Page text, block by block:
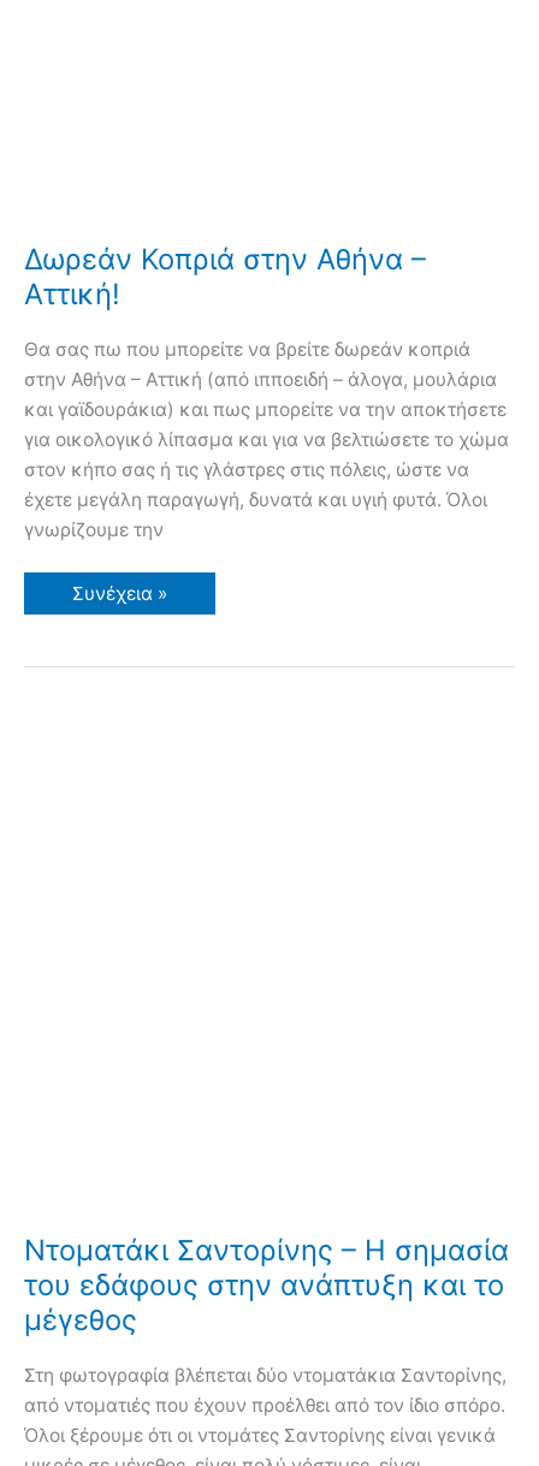
Δωρεάν Κοπριά στην Αθήνα –
Αττική!
Θα σας πω που μπορείτε να βρείτε δωρεάν κοπριά
στην Αθήνα – Αττική (από ιπποειδή – άλογα, μουλάρια
και γαϊδουράκια) και πως μπορείτε να την αποκτήσετε
για οικολογικό λίπασμα και για να βελτιώσετε το χώμα
στον κήπο σας ή τις γλάστρες στις πόλεις, ώστε να
έχετε μεγάλη παραγωγή, δυνατά και υγιή φυτά. Όλοι
γνωρίζουμε την
Δωρεάν
Κοπριά
–
Συνέχεια »
Ντοματάκι Σαντορίνης – Η σημασία
του εδάφους στην ανάπτυξη και το
μέγεθος
Στη φωτογραφία βλέπεται δύο ντοματάκια Σαντορίνης,
από ντοματιές που έχουν προέλθει από τον ίδιο σπόρο.
Όλοι ξέρουμε ότι οι ντομάτες Σαντορίνης είναι γενικά